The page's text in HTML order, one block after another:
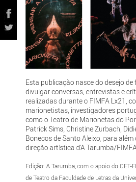
Esta publicação nasce do desejo
divulgar conversas, entrevistas e
realizadas durante o FIMFA Lx21,
marionetistas, investigadores
como o Teatro de Marionetas do
Patrick Sims, Christine Zurbach,
Bonecos de Santo Aleixo, para
direção artística d’A Tarumba/FIMFA.
Edição: A Tarumba, com o apoio do CET-
de Teatro da Faculdade de Letras da